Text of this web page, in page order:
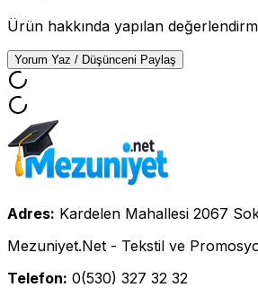
Ürün hakkında yapılan
Yorum Yaz / Düşünceni Paylaş
Adres: Kardelen Mahallesi 2067
Mezuniyet.Net - Tekstil ve
Telefon: 0(530) 327 32 32